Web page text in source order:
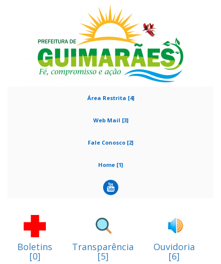
Área Restrita [4]
Web Mail [3]
Fale Conosco [2]
Home [1]
Boletins
[0]
Transparência
[5]
Ouvidoria
[6]